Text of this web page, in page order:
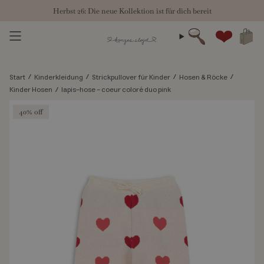
springen
Herbst 26: Die neue Kollektion ist für dich bereit
Suche
Start / Kinderkleidung / Strickpullover für Kinder / Hosen & Röcke /
Kinder Hosen / lapis-hose - coeur coloré duo pink
40% off